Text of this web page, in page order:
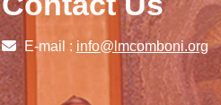
E-mail : info@lmcomboni.org